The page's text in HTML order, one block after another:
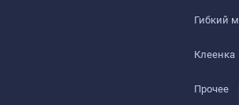
– запах выветривается максимум
Гибкий
Клеенка
Прочее